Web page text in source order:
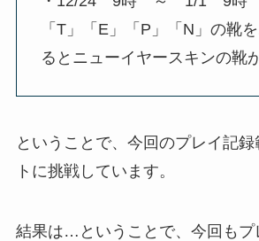
「T」「E」「P」「N」の靴
るとニューイヤースキンの靴
ということで、今回のプレイ記
トに挑戦しています。
結果は…ということで、今回もプ